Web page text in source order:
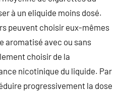
à un eliquide moins dosé.
peuvent choisir eux-mêmes
aromatisé avec ou sans
choisir de la
nicotinique du liquide. Par
progressivement la dose